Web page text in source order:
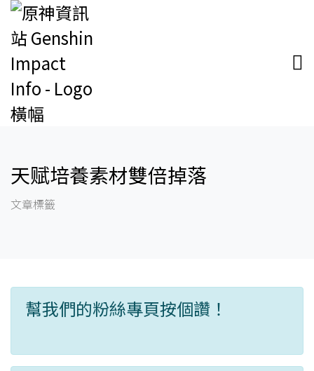
天赋培養素材雙倍掉落
文章標籤
幫我們的粉絲專頁按個讚！